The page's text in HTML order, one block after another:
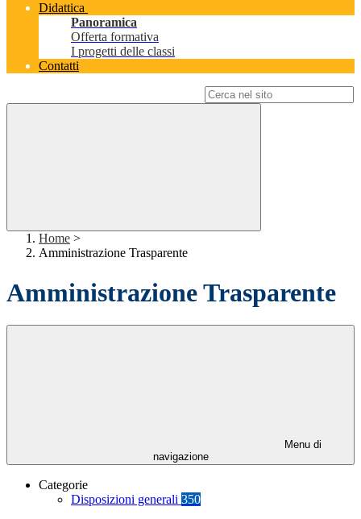
Didattica
Panoramica
Offerta formativa
I progetti delle classi
Contatti
Home >
Amministrazione Trasparente
Amministrazione Trasparente
Menu di
navigazione
Categorie
Disposizioni generali 350